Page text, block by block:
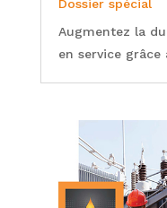
Dossier spécial
Augmentez la
en service grâce